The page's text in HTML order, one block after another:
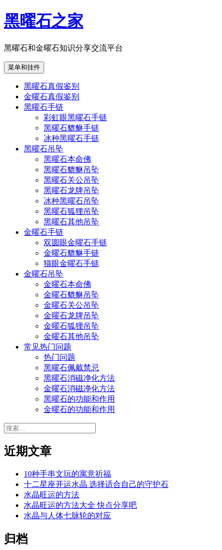
跳
至
容
黑曜石之家
黑曜石和金曜石知识分享交流平台
菜单和挂件
黑曜石真假鉴别
金曜石真假鉴别
黑曜石手链
彩虹眼黑曜石手链
黑曜石貔貅手链
冰种黑曜石手链
黑曜石吊坠
黑曜石本命佛
黑曜石貔貅吊坠
黑曜石关公吊坠
黑曜石龙牌吊坠
冰种黑曜石吊坠
黑曜石狐狸吊坠
黑曜石其他吊坠
金曜石手链
双圆眼金曜石手链
金曜石貔貅手链
猫眼金曜石手链
金曜石吊坠
金曜石本命佛
金曜石貔貅吊坠
金曜石关公吊坠
金曜石龙牌吊坠
金曜石狐狸吊坠
金曜石其他吊坠
常见热门问题
热门问题
黑曜石佩戴禁忌
黑曜石消磁净化方法
金曜石消磁净化方法
黑曜石的功能和作用
金曜石的功能和作用
搜
近期文章
10种手串文玩的寓意祈福
十二星座开运水晶 选择适合自己的守护石
水晶旺运的方法
水晶旺运的方法大全 快点分享吧
水晶与人体七脉轮的对应
归档